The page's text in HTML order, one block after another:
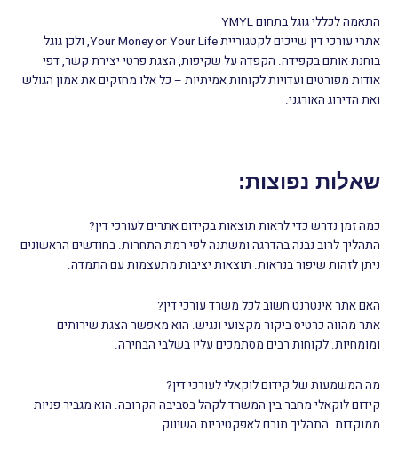
התאמה לכללי גוגל בתחום YMYL
אתרי עורכי דין שייכים לקטגוריית Your Money or Your Life, ולכן גוגל
בוחנת אותם בקפידה. הקפדה על שקיפות, הצגת פרטי יצירת קשר, דפי
אודות מפורטים ועדויות לקוחות אמיתיות – כל אלו מחזקים את אמון הגולש
ואת הדירוג האורגני.
שאלות נפוצות:
כמה זמן נדרש כדי לראות תוצאות בקידום אתרים לעורכי דין?
התהליך לרוב נבנה בהדרגה ומשתנה לפי רמת התחרות. בחודשים הראשונים
ניתן לזהות שיפור בנראות. תוצאות יציבות מתעצמות עם התמדה.
האם אתר אינטרנט חשוב לכל משרד עורכי דין?
אתר מהווה כרטיס ביקור מקצועי ונגיש. הוא מאפשר הצגת שירותים
ומומחיות. לקוחות רבים מסתמכים עליו בשלבי הבחירה.
מה המשמעות של קידום לוקאלי לעורכי דין?
קידום לוקאלי מחבר בין המשרד לקהל בסביבה הקרובה. הוא מגביר פניות
ממוקדות. התהליך תורם לאפקטיביות השיווק.